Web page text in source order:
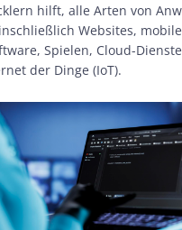
hilft, alle Arten von
Websites,
Spielen, Cloud-
der Dinge (IoT).